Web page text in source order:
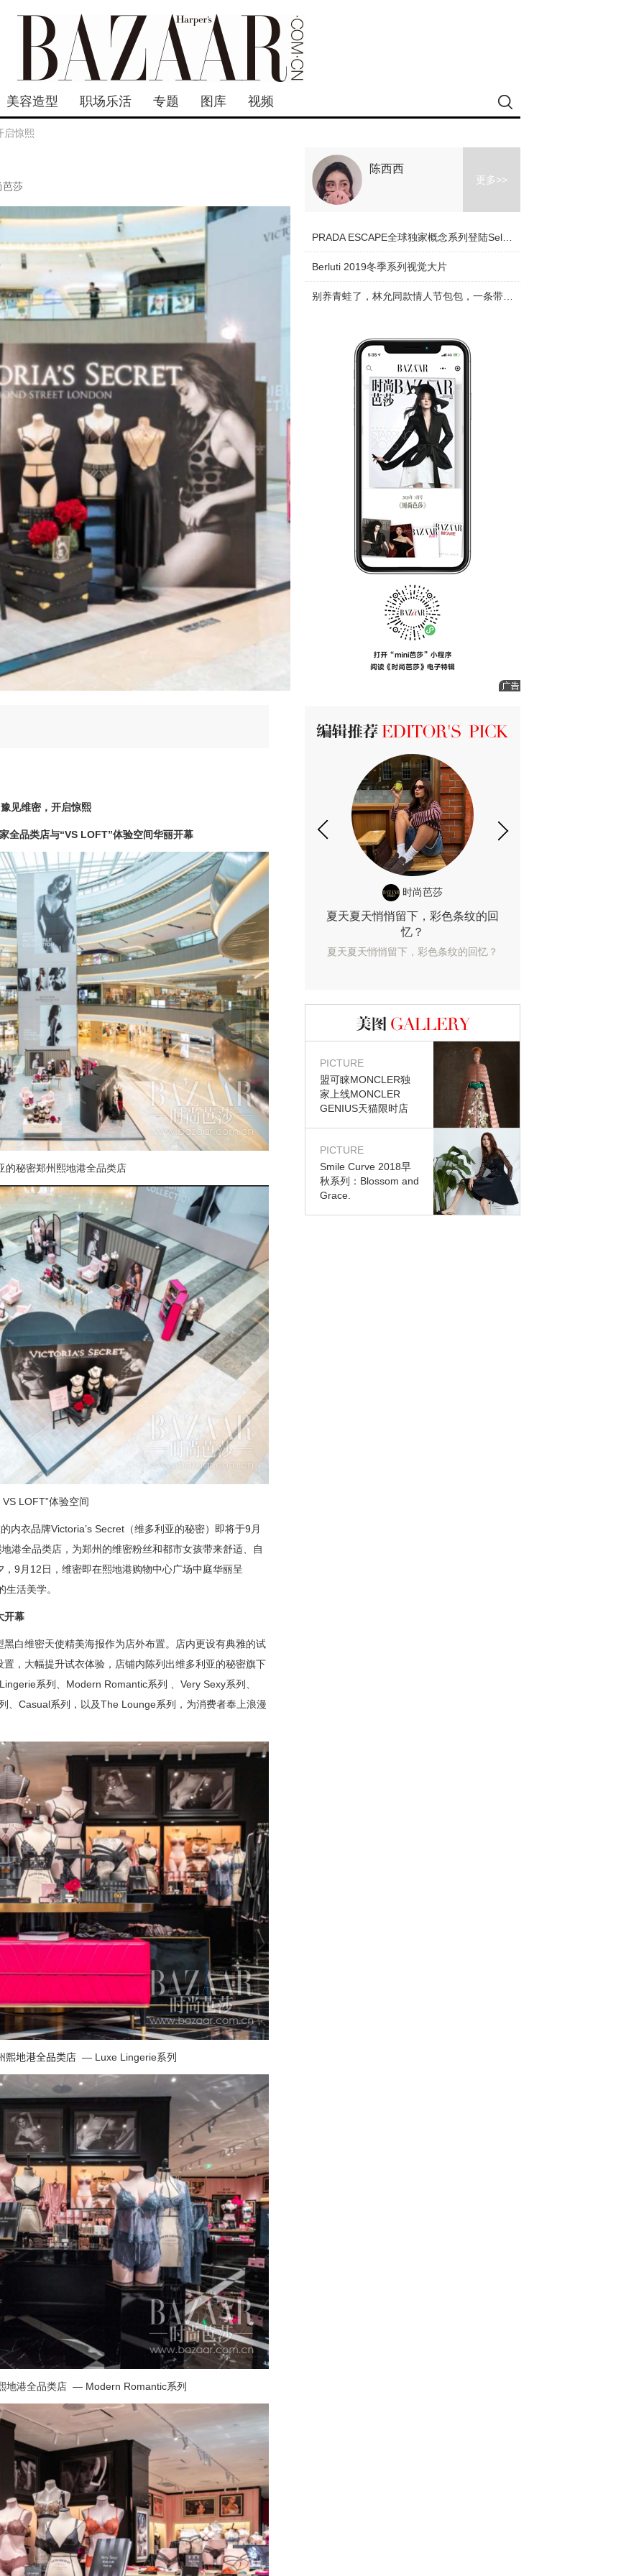
美容造型 职场乐活 专题 图库 视频
启惊熙
芭莎
豫见维密，开启惊熙
全品类店与“VS LOFT”体验空间华丽开幕
的秘密郑州熙地港全品类店
VS LOFT”体验空间
内衣品牌Victoria’s Secret（维多利亚的秘密）即将于9月
全品类店，为郑州的维密粉丝和都市女孩带来舒适、自
9月12日，维密即在熙地港购物中心广场中庭华丽呈
活美学。
开幕
白维密天使精美海报作为店外布置。店内更设有典雅的试
，大幅提升试衣体验，店铺内陈列出维多利亚的秘密旗下
系列、Modern Romantic系列 、Very Sexy系列、
、Casual系列，以及The Lounge系列，为消费者奉上浪漫
熙地港全品类店 — Luxe Lingerie系列
地港全品类店—Modern Romantic系列
陈西西
更多>>
Berluti 2019冬季系列视觉大片
时尚芭莎
夏天夏天悄悄留下，彩色条纹的回
忆？
夏天夏天悄悄留下，彩色条纹的回忆？
图库
PICTURE
盟可睐MONCLER独
家上线MONCLER
GENIUS天猫限时店
PICTURE
Smile Curve 2018早
秋系列：Blossom and
Grace.